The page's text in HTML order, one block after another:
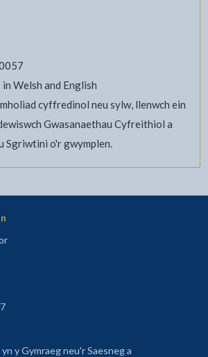
Welsh and English
cyffredinol neu sylw, llenwch ein
Gwasanaethau Cyfreithiol a
Sgriwtini o'r gwymplen.
y Gymraeg neu'r Saesneg a